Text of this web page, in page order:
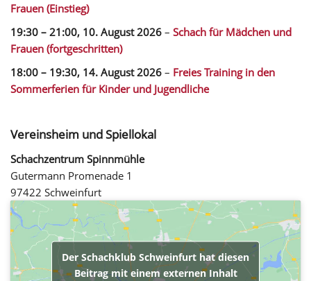
Frauen (Einstieg)
19:30 – 21:00, 10. August 2026 – Schach für Mädchen und
Frauen (fortgeschritten)
18:00 – 19:30, 14. August 2026 – Freies Training in den
Sommerferien für Kinder und Jugendliche
Vereinsheim und Spiellokal
Schachzentrum Spinnmühle
Gutermann Promenade 1
97422 Schweinfurt
Der Schachklub Schweinfurt hat diesen
Beitrag mit einem externen Inhalt